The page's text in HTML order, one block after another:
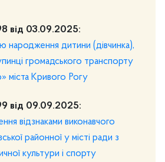
від 03.09.2025:
народження дитини (дівчинка),
громадського транспорту
міста Кривого Рогу
від 09.09.2025:
відзнаками виконавчого
районної у місті ради з
культури і спорту